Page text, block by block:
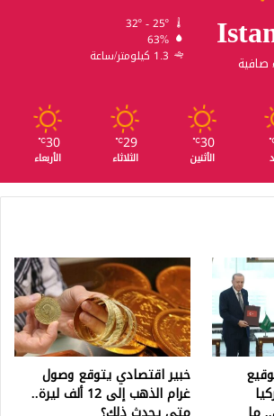
صافية
32º - 25º
63%
1.3 كيلومتر/ساعة
30
℃
الأثنين
29
℃
الثلاثاء
30
℃
الأربعاء
خبير اقتصادي يتوقع وصول
غرام الذهب إلى 12 ألف ليرة..